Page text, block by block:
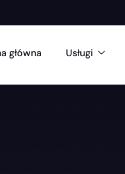
główna Usługi